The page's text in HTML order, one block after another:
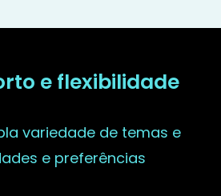
e flexibilidade
variedade de temas e
e preferências